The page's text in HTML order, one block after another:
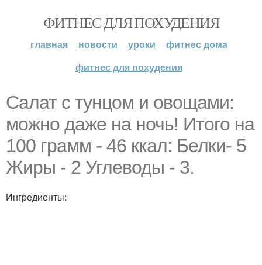
ФИТНЕС ДЛЯ ПОХУДЕНИЯ
главная новости уроки
фитнес дома
фитнес для похудения
Салат с тунцом и овощами:
можно даже на ночь! Итого на
100 грамм - 46 ккал: Белки- 5
Жиры - 2 Углеводы - 3.
Ингредиенты: